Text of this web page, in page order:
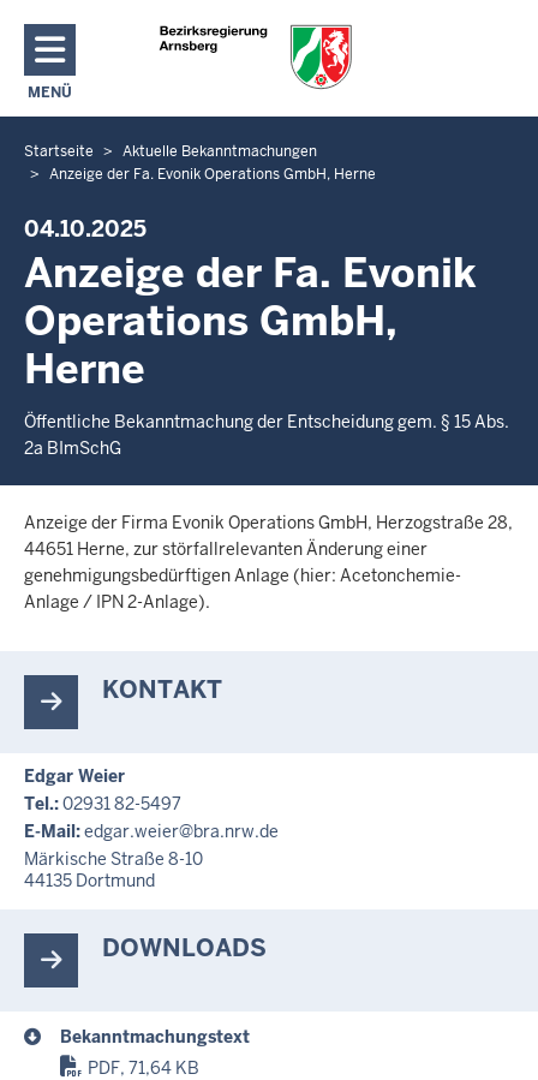
Direkt zum Inhalt
MENÜ
NAVIGATION AKTIVIEREN/DEAKTIVIEREN: HAUPTMENÜ
S
e
e
f
i
n
e
n
s
i
c
h
h
Startseite
Aktuelle Bekanntmachungen
Anzeige der Fa. Evonik Operations GmbH, Herne
04.10.2025
Anzeige der Fa. Evonik
Operations GmbH,
Herne
Öffentliche Bekanntmachung der Entscheidung gem. § 15 Abs.
2a BImSchG
Anzeige der Firma Evonik Operations GmbH, Herzogstraße 28,
44651 Herne, zur störfallrelevanten Änderung einer
genehmigungsbedürftigen Anlage (hier: Acetonchemie-
Anlage / IPN 2-Anlage).
KONTAKT
Edgar Weier
Tel.:02931 82-5497
E-Mail:edgar.weier@bra.nrw.de
Märkische Straße 8-10
44135 Dortmund
DOWNLOADS
Bekanntmachungstext
PDF, 71,64 KB